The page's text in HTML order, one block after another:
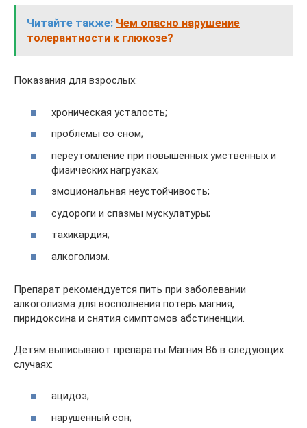
Читайте также: Чем опасно нарушение
толерантности к глюкозе?
Показания для взрослых:
хроническая усталость;
проблемы со сном;
переутомление при повышенных умственных и
физических нагрузках;
эмоциональная неустойчивость;
судороги и спазмы мускулатуры;
тахикардия;
алкоголизм.
Препарат рекомендуется пить при заболевании
алкоголизма для восполнения потерь магния,
пиридоксина и снятия симптомов абстиненции.
Детям выписывают препараты Магния B6 в следующих
случаях:
ацидоз;
нарушенный сон;